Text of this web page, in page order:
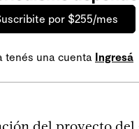
por $255/mes
tenés una cuenta Ingresá